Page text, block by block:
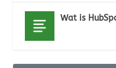
Wat is